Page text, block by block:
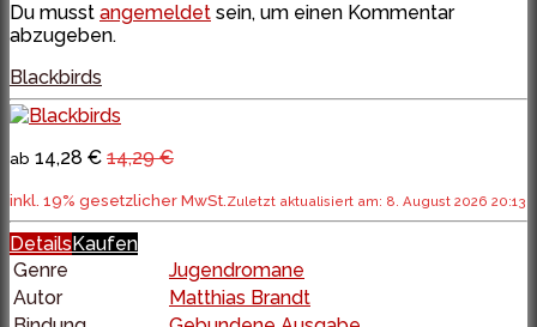
Du musst angemeldet sein, um einen Kommentar
abzugeben.
Blackbirds
ab 14,28 € 14,29 €
inkl. 19% gesetzlicher MwSt.Zuletzt aktualisiert am: 8. August 2026 20:13
Details Kaufen
Genre
Jugendromane
Autor
Matthias Brandt